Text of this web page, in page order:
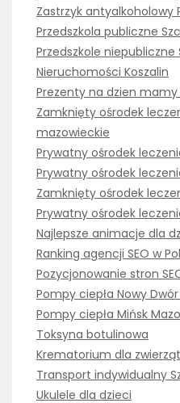
Zastrzyk antyalkoholowy
Przedszkola publiczne
Przedszkole niepubliczne
Nieruchomości Koszalin
Prezenty na dzien
Zamknięty ośrodek
mazowieckie
Prywatny ośrodek
Prywatny ośrodek
Zamknięty ośrodek
Prywatny ośrodek
Najlepsze animacje dla
Ranking agencji SEO w
Pozycjonowanie stron
Pompy ciepła Nowy
Pompy ciepła Mińsk
Toksyna botulinowa
Krematorium dla
Transport indywidualny
Ukulele dla dzieci